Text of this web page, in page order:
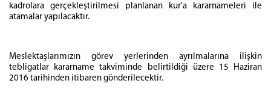
kadrolara gerçekleştirilmesi planlanan kur'a kararnameleri ile
atamalar yapılacaktır.
Meslektaşlarımızın görev yerlerinden ayrılmalarına ilişkin
tebligatlar kararname takviminde belirtildiği üzere 15 Haziran
2016 tarihinden itibaren gönderilecektir.